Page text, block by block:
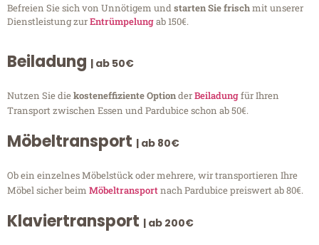
Befreien Sie sich von Unnötigem undstarten Sie frischmit unserer
Dienstleistung zurEntrümpelungab 150€.
Beiladung | ab 50€
Nutzen Sie diekosteneffiziente OptionderBeiladungfür Ihren
Transport zwischen Essen und Pardubice schon ab 50€.
Möbeltransport | ab 80€
Ob ein einzelnes Möbelstück oder mehrere, wir transportieren Ihre
Möbel sicher beim Möbeltransportnach Pardubice preiswert ab 80€.
Klaviertransport | ab 200€